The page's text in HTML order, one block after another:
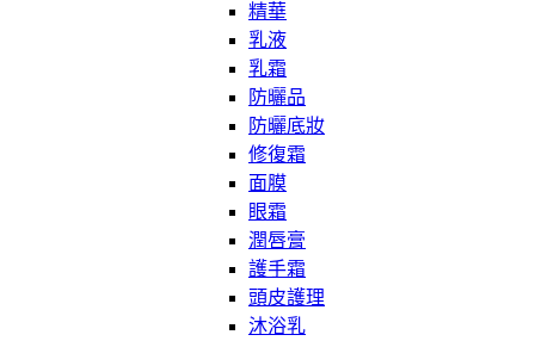
精華
乳液
乳霜
防曬品
防曬底妝
修復霜
面膜
眼霜
潤唇膏
護手霜
頭皮護理
沐浴乳